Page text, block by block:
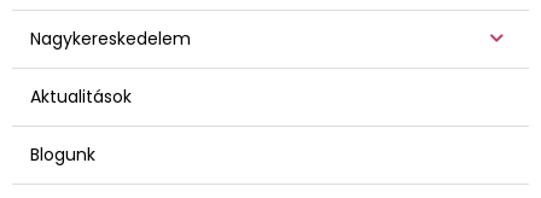
Nagykereskedelem
Aktualitások
Blogunk